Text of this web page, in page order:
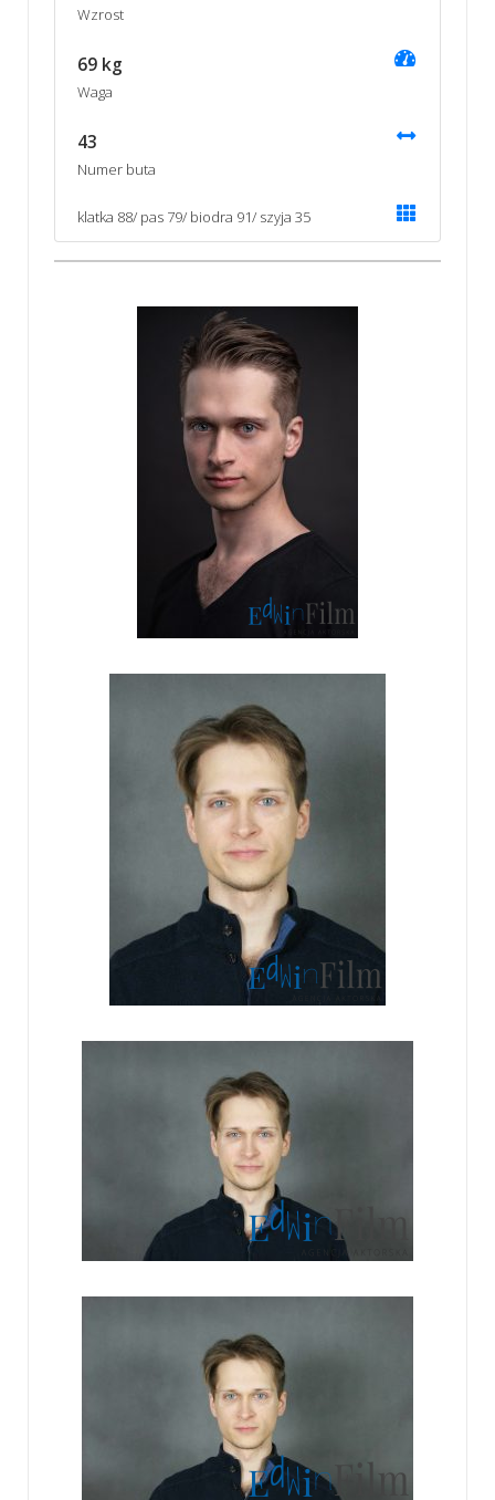
Wzrost
69 kg
Waga
43
Numer buta
klatka 88/ pas 79/ biodra 91/ szyja 35